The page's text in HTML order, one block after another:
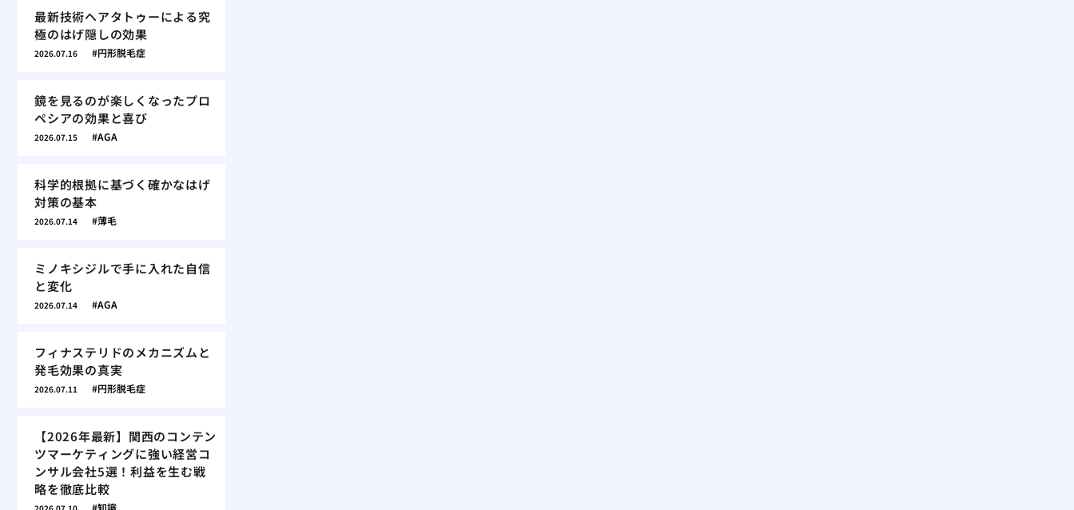
最新技術ヘアタトゥーによる究
極のはげ隠しの効果
2026.07.16 円形脱毛症
鏡を見るのが楽しくなったプロ
ペシアの効果と喜び
2026.07.15 AGA
科学的根拠に基づく確かなはげ
対策の基本
2026.07.14 薄毛
ミノキシジルで手に入れた自信
と変化
2026.07.14 AGA
フィナステリドのメカニズムと
発毛効果の真実
2026.07.11 円形脱毛症
【2026年最新】関西のコンテン
ツマーケティングに強い経営コ
ンサル会社5選！利益を生む戦
略を徹底比較
2026.07.10 知識